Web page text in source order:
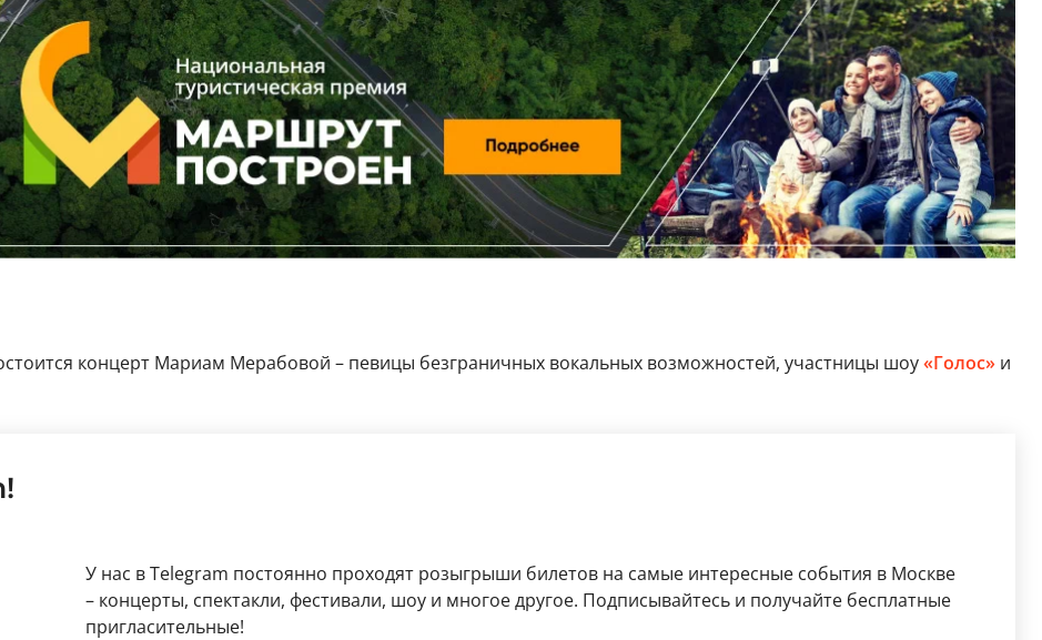
концерт Мариам Мерабовой – певицы безграничных вокальных возможностей, участницы шоу«Голос»и
У нас в Telegram постоянно проходят розыгрыши билетов на самые интересные события в Москве
– концерты, спектакли, фестивали, шоу и многое другое. Подписывайтесь и получайте бесплатные
пригласительные!